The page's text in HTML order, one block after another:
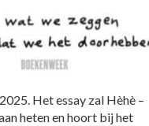
Het essay zal Hèhè –
heten en hoort bij het